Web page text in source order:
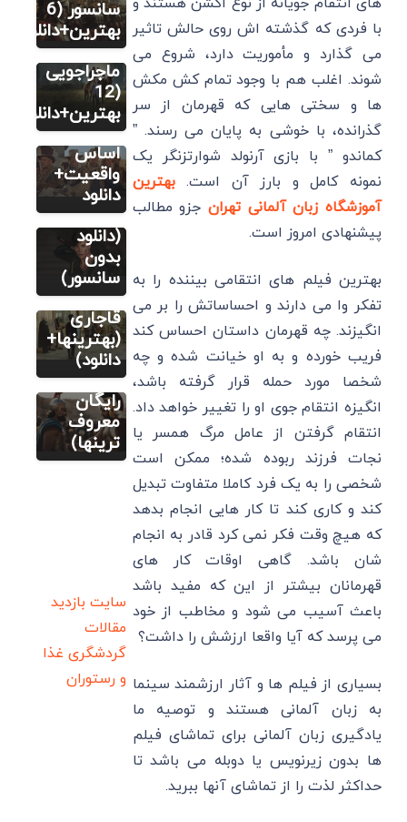
با فردی که گذشته اش روی حالش تاثیر
می گذارد و مأموریت دارد، شروع می
‌شوند. اغلب هم با وجود تمام کش مکش
ها و سختی هایی که قهرمان از سر
گذرانده، با خوشی به پایان می ‌رسند. ”
کماندو ” با بازی آرنولد شوارتزنگر یک
نمونه کامل و بارز آن است.بهترین
آموزشگاه زبان آلمانی تهران جزو مطالب
پیشنهادی امروز است.
بهترین فیلم های انتقامی بیننده را به
تفکر وا می دارند و احساساتش را بر می
انگیزند. چه قهرمان داستان احساس کند
فریب خورده و به او خیانت شده و چه
شخصا مورد حمله قرار گرفته باشد،
انگیزه انتقام جوی او را تغییر خواهد داد.
انتقام گرفتن از عامل مرگ همسر یا
نجات فرزند ربوده شده؛ ممکن است
شخصی را به یک فرد کاملا متفاوت تبدیل
کند و کاری کند تا کار هایی انجام بدهد
که هیچ وقت فکر نمی کرد قادر به انجام
شان باشد. گاهی اوقات کار های
قهرمانان بیشتر از این که مفید باشد
باعث آسیب می شود و مخاطب از خود
می پرسد که آیا واقعا ارزشش را داشت؟
بسیاری از فیلم ها و آثار ارزشمند سینما
به زبان آلمانی هستند و توصیه ما
یادگیری زبان آلمانی برای تماشای فیلم
ها بدون زیرنویس یا دوبله می باشد تا
حداکثر لذت را از تماشای آنها ببرید.
سانسور (6
بهترین+دانلود)
فیلم های
تاریخی
ماجراجویی
(12
بهترین+دانلود)
فیلم
12 بهترین
فیلم
تاریخی بر
اساس
واقعیت+
دانلود
فیلم
14 فیلم
سینمایی
اکشن
رزمی خفن
(دانلود
بدون
سانسور)
فیلم
8 فیلم و
سریال
تاریخی
ایرانی
قاجاری
(بهترینها+
دانلود)
فیلم
6 فیلم
تاریخی
ایرانی
ساخت
خارج
(دانلود
رایگان
معروف
ترینها)
سایت بازدید
مقالات
گردشگری غذا
و رستوران